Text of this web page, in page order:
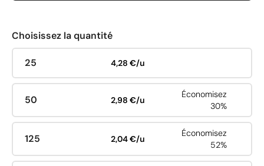
Choisissez la quantité
25 4,28 €/u
50 2,98 €/u
Économisez
30%
125 2,04 €/u
Économisez
52%